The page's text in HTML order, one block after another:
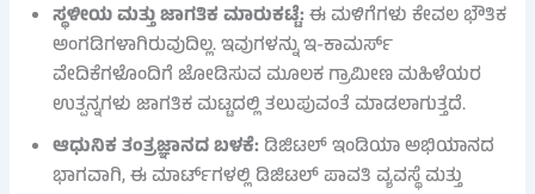
ಸ್ಥಳೀಯ ಮತ್ತು ಜಾಗತಿಕ ಮಾರುಕಟ್ಟೆ:ಈ ಮಳಿಗೆಗಳು ಕೇವಲ ಭೌತಿಕ
ಅಂಗಡಿಗಳಾಗಿರುವುದಿಲ್ಲ. ಇವುಗಳನ್ನು ಇ-ಕಾಮರ್ಸ್
ವೇದಿಕೆಗಳೊಂದಿಗೆ ಜೋಡಿಸುವ ಮೂಲಕ ಗ್ರಾಮೀಣ ಮಹಿಳೆಯರ
ಉತ್ಪನ್ನಗಳು ಜಾಗತಿಕ ಮಟ್ಟದಲ್ಲಿ ತಲುಪುವಂತೆ ಮಾಡಲಾಗುತ್ತದೆ.
ಆಧುನಿಕ ತಂತ್ರಜ್ಞಾನದ ಬಳಕೆ: ಡಿಜಿಟಲ್ ಇಂಡಿಯಾ ಅಭಿಯಾನದ
ಭಾಗವಾಗಿ, ಈ ಮಾರ್ಟ್‌ಗಳಲ್ಲಿ ಡಿಜಿಟಲ್ ಪಾವತಿ ವ್ಯವಸ್ಥೆ ಮತ್ತು